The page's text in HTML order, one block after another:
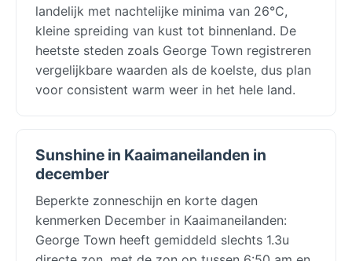
landelijk met nachtelijke minima van 26°C,
kleine spreiding van kust tot binnenland. De
heetste steden zoals George Town registreren
vergelijkbare waarden als de koelste, dus plan
voor consistent warm weer in het hele land.
Sunshine in Kaaimaneilanden in
december
Beperkte zonneschijn en korte dagen
kenmerken December in Kaaimaneilanden:
George Town heeft gemiddeld slechts 1.3u